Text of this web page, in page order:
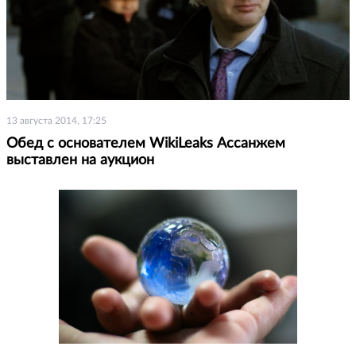
13 августа 2014, 17:25
Обед с основателем WikiLeaks Ассанжем
выставлен на аукцион